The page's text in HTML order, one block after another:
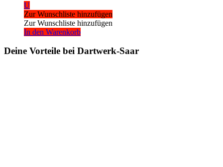
U
Zur Wunschliste hinzufügen
Zur Wunschliste hinzufügen
In den Warenkorb
Deine Vorteile bei Dartwerk-Saar